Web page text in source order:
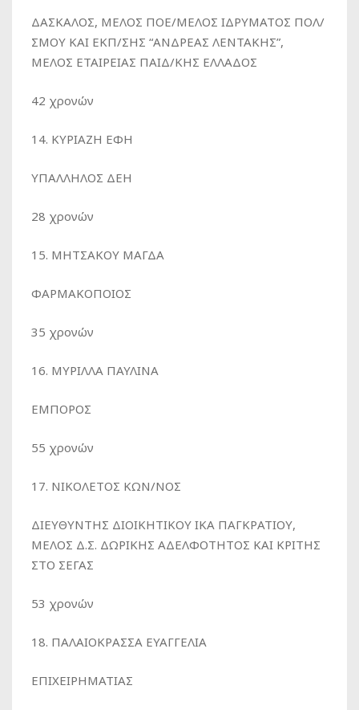
ΔΑΣΚΑΛΟΣ, ΜΕΛΟΣ ΠΟΕ/ΜΕΛΟΣ ΙΔΡΥΜΑΤΟΣ ΠΟΛ/
ΣΜΟΥ ΚΑΙ ΕΚΠ/ΣΗΣ “ΑΝΔΡΕΑΣ ΛΕΝΤΑΚΗΣ”,
ΜΕΛΟΣ ΕΤΑΙΡΕΙΑΣ ΠΑΙΔ/ΚΗΣ ΕΛΛΑΔΟΣ
42 χρονών
14. ΚΥΡΙΑΖΗ ΕΦΗ
ΥΠΑΛΛΗΛΟΣ ΔΕΗ
28 χρονών
15. ΜΗΤΣΑΚΟΥ ΜΑΓΔΑ
ΦΑΡΜΑΚΟΠΟΙΟΣ
35 χρονών
16. ΜΥΡΙΛΛΑ ΠΑΥΛΙΝΑ
ΕΜΠΟΡΟΣ
55 χρονών
17. ΝΙΚΟΛΕΤΟΣ ΚΩΝ/ΝΟΣ
ΔΙΕΥΘΥΝΤΗΣ ΔΙΟΙΚΗΤΙΚΟΥ ΙΚΑ ΠΑΓΚΡΑΤΙΟΥ,
ΜΕΛΟΣ Δ.Σ. ΔΩΡΙΚΗΣ ΑΔΕΛΦΟΤΗΤΟΣ ΚΑΙ ΚΡΙΤΗΣ
ΣΤΟ ΣΕΓΑΣ
53 χρονών
18. ΠΑΛΑΙΟΚΡΑΣΣΑ ΕΥΑΓΓΕΛΙΑ
ΕΠΙΧΕΙΡΗΜΑΤΙΑΣ